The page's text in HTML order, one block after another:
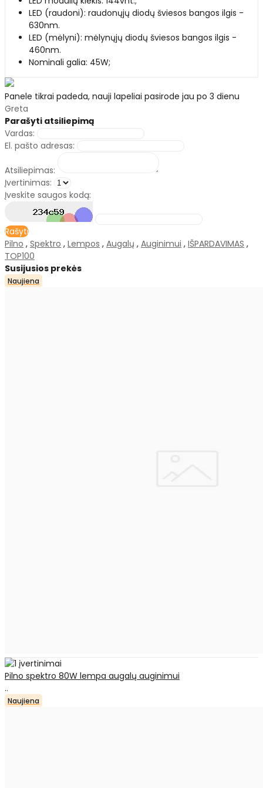
LED (raudoni): raudonųjų diodų šviesos bangos ilgis -
630nm.
LED (mėlyni): mėlynųjų diodų šviesos bangos ilgis -
460nm.
Nominali galia: 45W;
Panele tikrai padeda, nauji lapeliai pasirode jau po 3 dienu
Greta
Parašyti atsiliepimą
Vardas:
El. pašto adresas:
Atsiliepimas:
Įvertinimas:
Įveskite saugos kodą:
Rašyti
Pilno , Spektro , Lempos , Augalų , Auginimui , IŠPARDAVIMAS ,
TOP100
Susijusios prekės
Naujiena
Pilno spektro 80W lempa augalų auginimui
..
Naujiena